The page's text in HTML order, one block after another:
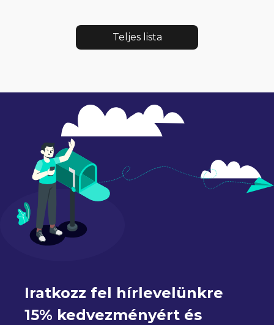
Teljes lista
Iratkozz fel hírlevelünkre
15% kedvezményért és